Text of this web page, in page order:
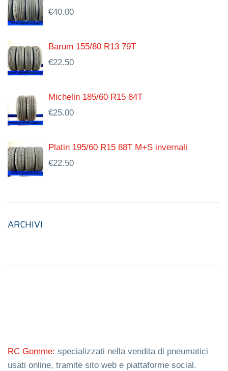
€40.00
Barum 155/80 R13 79T
€22.50
Michelin 185/60 R15 84T
€25.00
Platin 195/60 R15 88T M+S invernali
€22.50
ARCHIVI
RC Gomme: specializzati nella vendita di pneumatici
usati online, tramite sito web e piattaforme social.